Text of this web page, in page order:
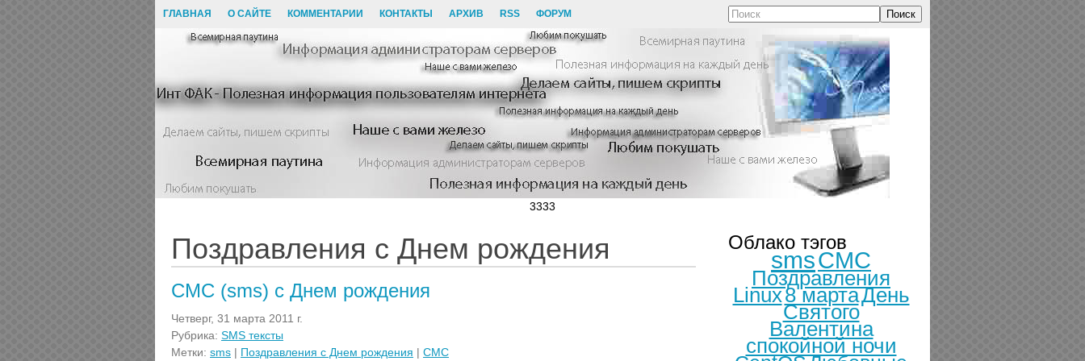
ГЛАВНАЯ О САЙТЕ КОММЕНТАРИИ КОНТАКТЫ АРХИВ RSS ФОРУМ Поиск
3333
Поздравления с Днем рождения
СМС (sms) с Днем рождения
Четверг, 31 марта 2011 г.
Рубрика: SMS тексты
Метки: sms | Поздравления с Днем рождения | СМС
Облако тэгов
smsСМС
Поздравления
Linux8 мартаДень
Святого
Валентина
спокойной ночи